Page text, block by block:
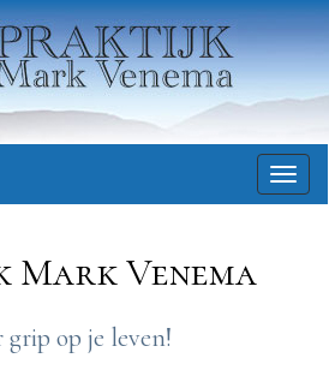
Venema
grip op je leven!